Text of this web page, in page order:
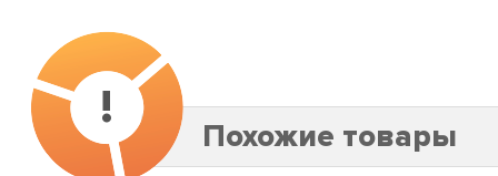
!
Похожие товары